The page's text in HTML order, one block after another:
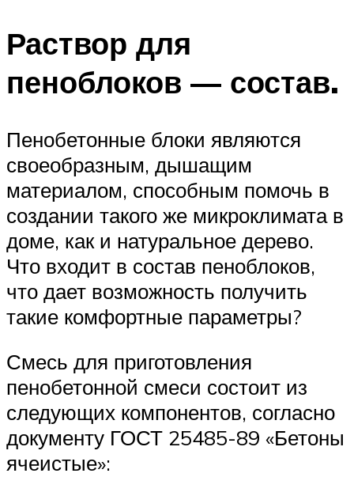
Раствор для
пеноблоков — состав.
Пенобетонные блоки являются
своеобразным, дышащим
материалом, способным помочь в
создании такого же микроклимата в
доме, как и натуральное дерево.
Что входит в состав пеноблоков,
что дает возможность получить
такие комфортные параметры?
Смесь для приготовления
пенобетонной смеси состоит из
следующих компонентов, согласно
документу ГОСТ 25485-89 «Бетоны
ячеистые»: